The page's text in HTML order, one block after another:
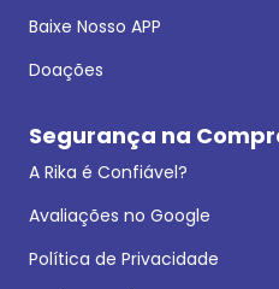
Baixe Nosso APP
Doações
Segurança na
A Rika é Confiável?
Avaliações no Google
Política de Privacidade